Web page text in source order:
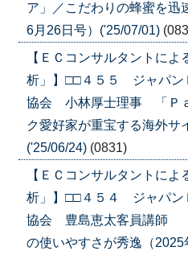
ア」／こだわりの蜂蜜を迅
6月26日号）('25/07/01)
【ＥＣコンサルタントに
析」】□□４５５ ジャパン
協会 小林厚士理事 「Ｐ
ク愛好家が重宝する海外サ
('25/06/24) (0831)
【ＥＣコンサルタントに
析」】□□４５４ ジャパン
協会 豊島恵太客員講師
の使いやすさが秀逸（